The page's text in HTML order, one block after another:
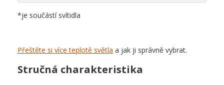
*je součástí svítidla
Přeštěte si více teplotě světla a jak ji správně vybrat.
Stručná charakteristika